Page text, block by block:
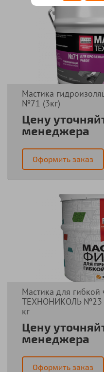
Мастика
№71 (3кг)
Цену
менеджера
Оформить заказ
Мастика для гибкой
ТЕХНОНИКОЛЬ №23
кг
Цену
менеджера
Оформить заказ